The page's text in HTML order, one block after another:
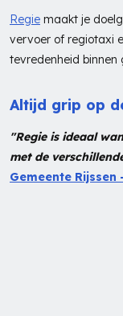
Regie maakt je
vervoer of regiotaxi
tevredenheid binnen
Altijd grip op
"Regie is ideaal
met de
Gemeente Rijssen